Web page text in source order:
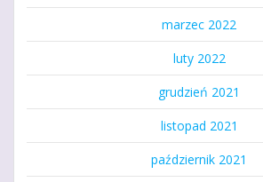
marzec 2022
luty 2022
grudzień 2021
listopad 2021
październik 2021